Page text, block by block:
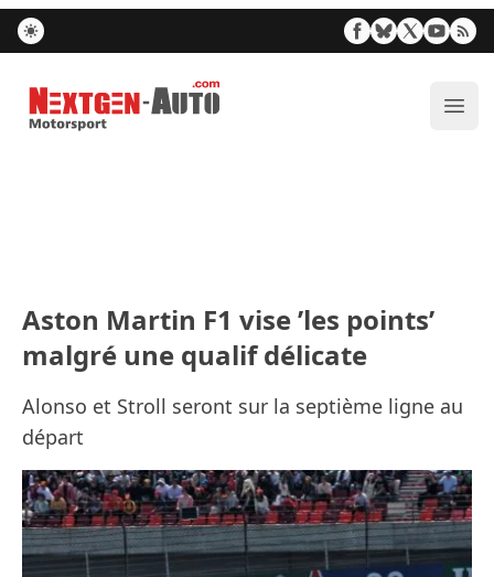
Nextgen-Auto.com
Aston Martin F1 vise ’les points’
malgré une qualif délicate
Alonso et Stroll seront sur la septième ligne au
départ